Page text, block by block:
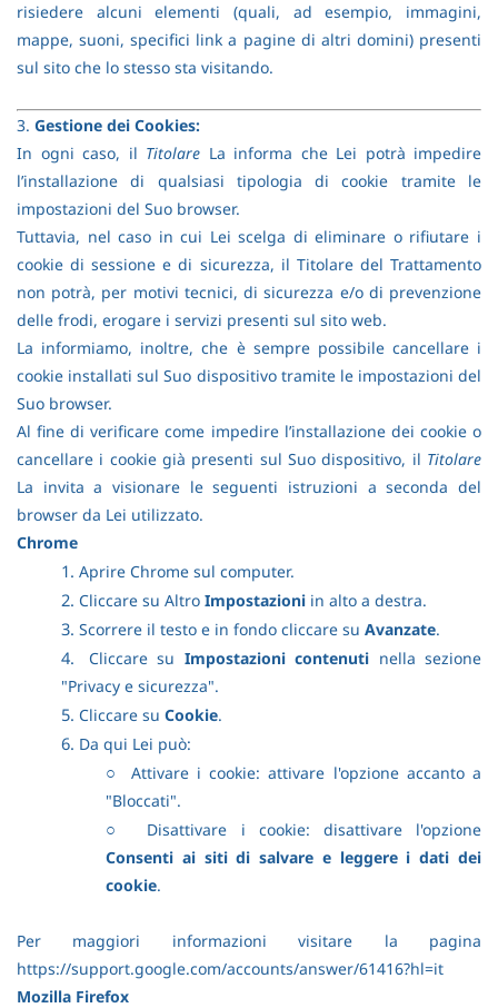
risiedere alcuni elementi (quali, ad esempio, immagini,
mappe, suoni, specifici link a pagine di altri domini) presenti
sul sito che lo stesso sta visitando.
3. Gestione dei Cookies:
In ogni caso, il Titolare La informa che Lei potrà impedire
l’installazione di qualsiasi tipologia di cookie tramite le
impostazioni del Suo browser.
Tuttavia, nel caso in cui Lei scelga di eliminare o rifiutare i
cookie di sessione e di sicurezza, il Titolare del Trattamento
non potrà, per motivi tecnici, di sicurezza e/o di prevenzione
delle frodi, erogare i servizi presenti sul sito web.
La informiamo, inoltre, che è sempre possibile cancellare i
cookie installati sul Suo dispositivo tramite le impostazioni del
Suo browser.
Al fine di verificare come impedire l’installazione dei cookie o
cancellare i cookie già presenti sul Suo dispositivo, il Titolare
La invita a visionare le seguenti istruzioni a seconda del
browser da Lei utilizzato.
Chrome
1. Aprire Chrome sul computer.
2. Cliccare su Altro Impostazioni in alto a destra.
3. Scorrere il testo e in fondo cliccare su Avanzate.
4. Cliccare su Impostazioni contenuti nella sezione
"Privacy e sicurezza".
5. Cliccare su Cookie.
6. Da qui Lei può:
○
Attivare i cookie: attivare l'opzione accanto a
"Bloccati".
○
Disattivare i cookie: disattivare l'opzione
Consenti ai siti di salvare e leggere i dati dei
cookie.
Per maggiori informazioni visitare la pagina
https://support.google.com/accounts/answer/61416?hl=it
Mozilla Firefox